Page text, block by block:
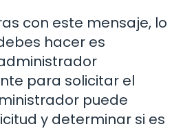
con este mensaje, lo
hacer es
para solicitar el
puede
y determinar si es